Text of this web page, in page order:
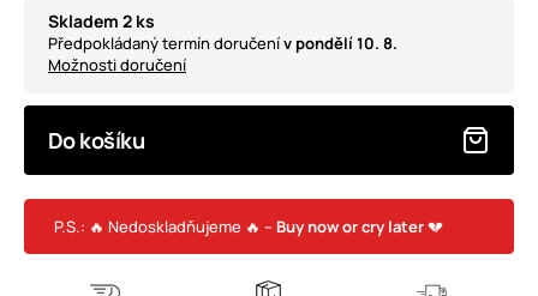
Skladem 2 ks
Předpokládaný termín doručenív pondělí 10. 8.
Možnosti doručení
Do košíku
P.S.: 🔥 Nedoskladňujeme 🔥 – Buy now or cry later💔